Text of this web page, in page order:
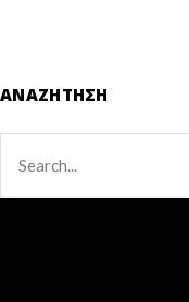
ΑΝΑΖΉΤΗΣΗ